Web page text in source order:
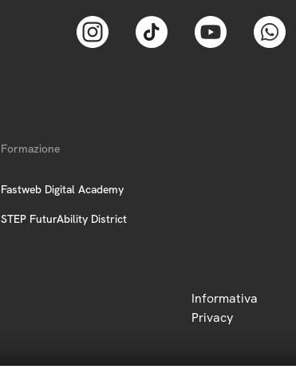
Formazione
Fastweb Digital Academy
STEP FuturAbility District
Informativa
Privacy